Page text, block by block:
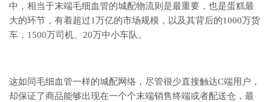
中，相当于末端毛细血管的城配物流则是最重要，也是蛋糕最
大的环节，有着超过1万亿的市场规模，以及其背后的1000万货
车，1500万司机、20万中小车队。
这如同毛细血管一样的城配网络，尽管很少直接触达C端用户，
却保证了商品能够出现在一个个末端销售终端或者配送仓，最